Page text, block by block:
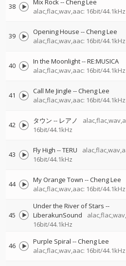
38 Mix Rock--Cheng Lee
alac,flac,wav,aac: 16bit/44.1kHz
39 Opening House --Cheng Lee
alac,flac,wav,aac: 16bit/44.1kHz
40 In the Moonlight--RE:MUSICA
alac,flac,wav,aac: 16bit/44.1kHz
41 Call Me Jingle --Cheng Lee
alac,flac,wav,aac: 16bit/44.1kHz
42 タウン -- レアノ
16bit/44.1kHz
43 Fly High --TERU
16bit/44.1kHz
44 My Orange Town --Cheng Lee
alac,flac,wav,aac: 16bit/44.1kHz
45
Under the River of Stars --
LiberakunSound
16bit/44.1kHz
46 Purple Spiral --Cheng Lee
alac,flac,wav,aac: 16bit/44.1kHz